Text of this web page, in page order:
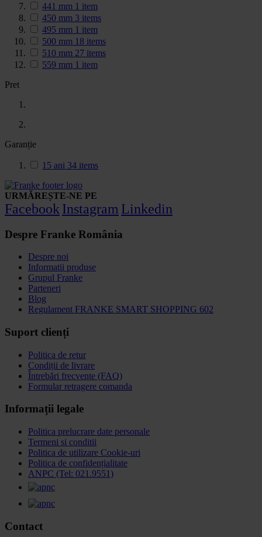
441 mm 1 item
450 mm 3 items
495 mm 1 item
500 mm 18 items
510 mm 27 items
559 mm 1 item
Pret
Garanție
15 ani 34 items
URMĂREȘTE-NE PE
Facebook Instagram Linkedin
Despre Franke România
Despre noi
Informatii produse
Grupul Franke
Parteneri
Blog
Regulament FRANKE SMART SHOPPING 602
Suport clienți
Politica de retur
Condiții de livrare
Întrebări frecvente (FAQ)
Formular retragere comanda
Informații legale
Politica prelucrare date personale
Termeni si conditii
Politica de utilizare Cookie-uri
Politica de confidențialitate
ANPC (Tel: 021.9551)
Contact